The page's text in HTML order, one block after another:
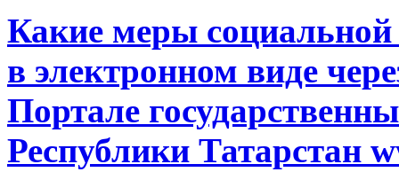
Какие меры
в электронном виде
Портале
Республики Татарстан